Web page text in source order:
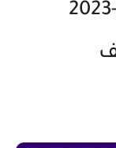
وظائف الكويت اليوم 15-7-2023